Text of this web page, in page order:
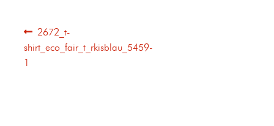
2672_t-
shirt_eco_fair_t_rkisblau_5459-
1